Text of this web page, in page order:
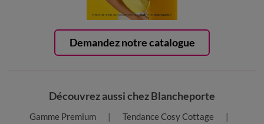
Demandez notre catalogue
Découvrez aussi chez Blancheporte
Gamme Premium
Tendance Cosy Cottage